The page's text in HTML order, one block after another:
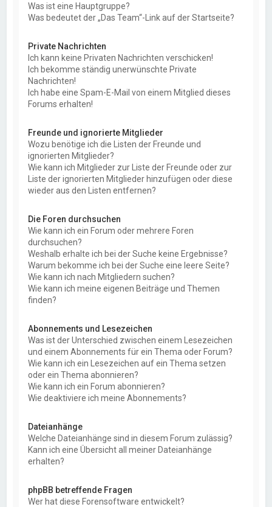
Was ist eine Hauptgruppe?
Was bedeutet der „Das Team“-Link auf der Startseite?
Private Nachrichten
Ich kann keine Privaten Nachrichten verschicken!
Ich bekomme ständig unerwünschte Private
Nachrichten!
Ich habe eine Spam-E-Mail von einem Mitglied dieses
Forums erhalten!
Freunde und ignorierte Mitglieder
Wozu benötige ich die Listen der Freunde und
ignorierten Mitglieder?
Wie kann ich Mitglieder zur Liste der Freunde oder zur
Liste der ignorierten Mitglieder hinzufügen oder diese
wieder aus den Listen entfernen?
Die Foren durchsuchen
Wie kann ich ein Forum oder mehrere Foren
durchsuchen?
Weshalb erhalte ich bei der Suche keine Ergebnisse?
Warum bekomme ich bei der Suche eine leere Seite?
Wie kann ich nach Mitgliedern suchen?
Wie kann ich meine eigenen Beiträge und Themen
finden?
Abonnements und Lesezeichen
Was ist der Unterschied zwischen einem Lesezeichen
und einem Abonnements für ein Thema oder Forum?
Wie kann ich ein Lesezeichen auf ein Thema setzen
oder ein Thema abonnieren?
Wie kann ich ein Forum abonnieren?
Wie deaktiviere ich meine Abonnements?
Dateianhänge
Welche Dateianhänge sind in diesem Forum zulässig?
Kann ich eine Übersicht all meiner Dateianhänge
erhalten?
phpBB betreffende Fragen
Wer hat diese Forensoftware entwickelt?